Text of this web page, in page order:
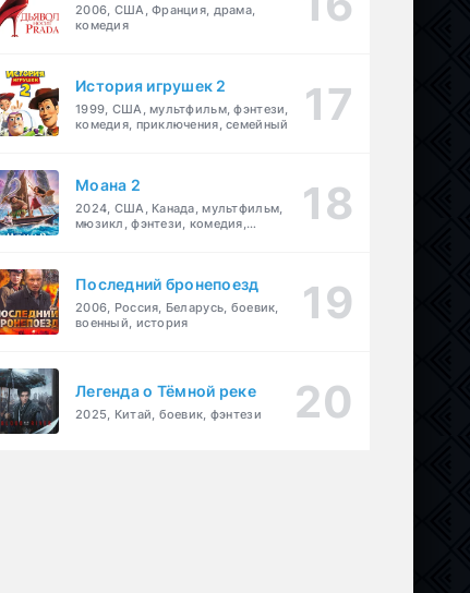
2006, США, Франция, драма,
комедия
История игрушек 2
1999, США, мультфильм, фэнтези,
комедия, приключения, семейный
Моана 2
2024, США, Канада, мультфильм,
мюзикл, фэнтези, комедия,
Последний бронепоезд
2006, Россия, Беларусь, боевик,
военный, история
Легенда о Тёмной реке
2025, Китай, боевик, фэнтези